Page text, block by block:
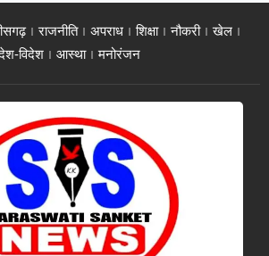
राजनीति अपराध शिक्षा नौकरी
खेल
विदेश
आस्था मनोरंजन